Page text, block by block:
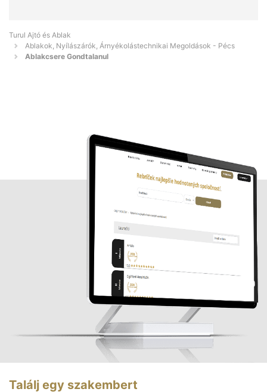
Turul Ajtó és Ablak
Ablakok, Nyílászárók, Árnyékolástechnikai Megoldások - Pécs
Ablakcsere Gondtalanul
Találj egy szakembert